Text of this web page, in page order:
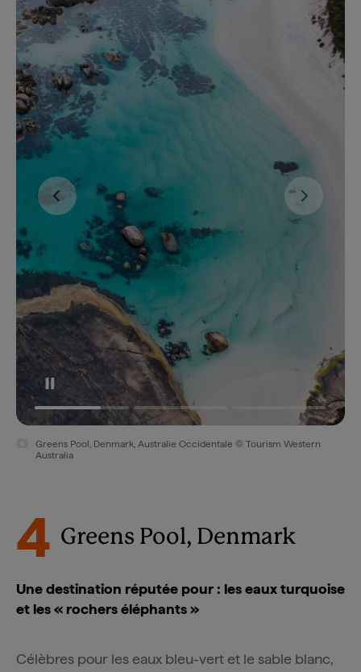
Greens Pool, Denmark, Australie Occidentale © Tourism Western
Australia
4 Greens Pool, Denmark
Une destination réputée pour : les eaux turquoise
et les « rochers éléphants »
Célèbres pour les eaux bleu-vert et le sable blanc,